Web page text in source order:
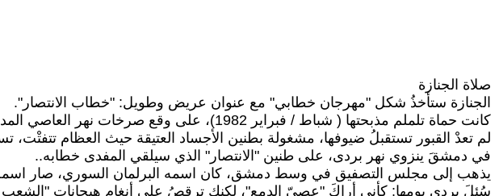
صلاة الجنازة
الجنازة ستأخذُ شكل "مهرجان خطابي" مع عنوان عريض وطويل: "خطاب الانتصار".
كانت حماة تلملم مذبحتها ( شباط / فبراير 1982)، على وقع صرخات نهر العاصي المدمى، باتتْ حوافه ثكلى، يُعاندُ احتضاره، يرنو المارين بحفيفٍ من أنينٍ هامسٍ.
لم تعدْ القبور تستقبلُ ضيوفها، مشغولة بطنين الأجساد العتيقة حيث العظام تتفتْت،
في دمشقَ ينزوي نهر بردى، على طنين "الانتصار" الذي سيلقي المفدى خطابه..
يذهب إلى مجلس التصفيق في وسط دمشق، كان اسمه البرلمان السوري، صار
سُئلَ بردى يومها: كأني أراكَ "عصيّ الدمع"، لكنك ترقصُ على أنغام هيجانات